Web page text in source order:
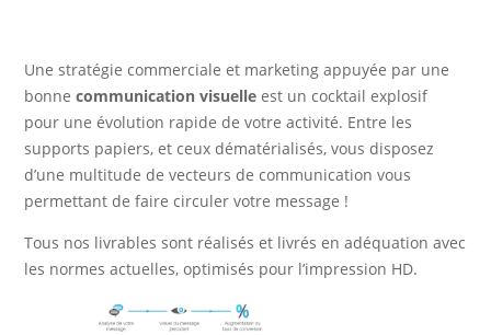
Une stratégie commerciale et marketing appuyée par une
bonnecommunication visuelle est un cocktail explosif
pour une évolution rapide de votre activité. Entre les
supports papiers, et ceux dématérialisés, vous disposez
d’une multitude de vecteurs de communication vous
permettant de faire circuler votre message !
Tous nos livrables sont réalisés et livrés en adéquation avec
les normes actuelles, optimisés pour l’impression HD.